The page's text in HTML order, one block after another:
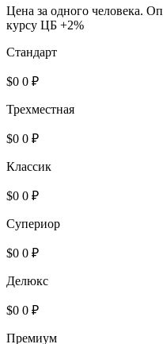
Цена за одного человека.
курсу ЦБ +2%
Cтандарт
$0 0 ₽
Трехместная
$0 0 ₽
Классик
$0 0 ₽
Супериор
$0 0 ₽
Делюкс
$0 0 ₽
Премиум